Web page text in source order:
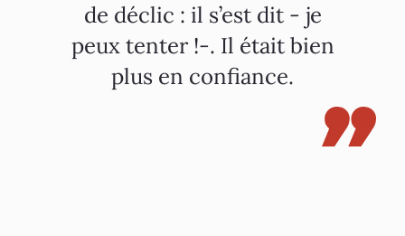
de déclic : il s’est dit - je
peux tenter !-. Il était bien
plus en confiance.